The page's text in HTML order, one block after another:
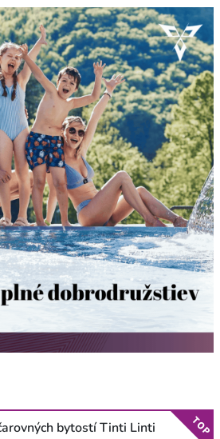
bytostí Tinti Linti TOP